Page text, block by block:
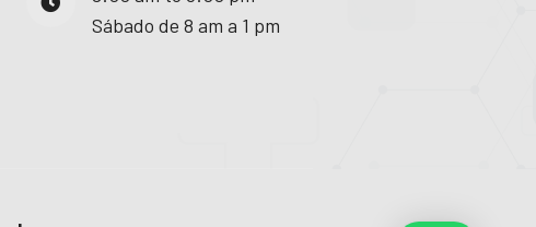
Sábado de 8 am a 1 pm